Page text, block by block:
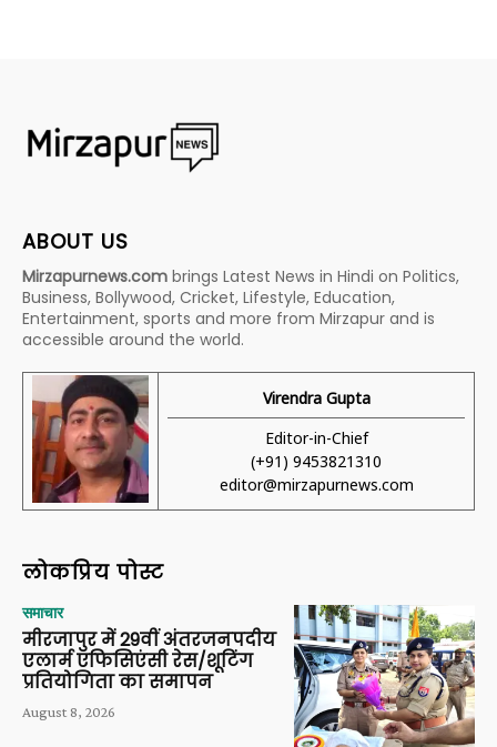
ABOUT US
Mirzapurnews.com brings Latest News in Hindi on Politics,
Business, Bollywood, Cricket, Lifestyle, Education,
Entertainment, sports and more from Mirzapur and is
accessible around the world.
Virendra Gupta
Editor-in-Chief
(+91) 9453821310
editor@mirzapurnews.com
लोकप्रिय पोस्ट
समाचार
मीरजापुर में 29वीं अंतरजनपदीय
एलार्म एफिसिएंसी रेस/शूटिंग
प्रतियोगिता का समापन
August 8, 2026